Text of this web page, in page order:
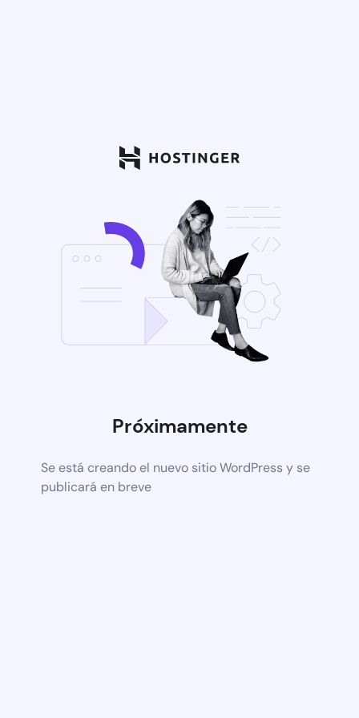
Próximamente
Se está creando el nuevo sitio WordPress y se
publicará en breve